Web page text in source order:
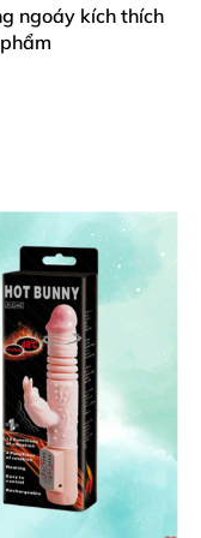
ngoáy kích thích